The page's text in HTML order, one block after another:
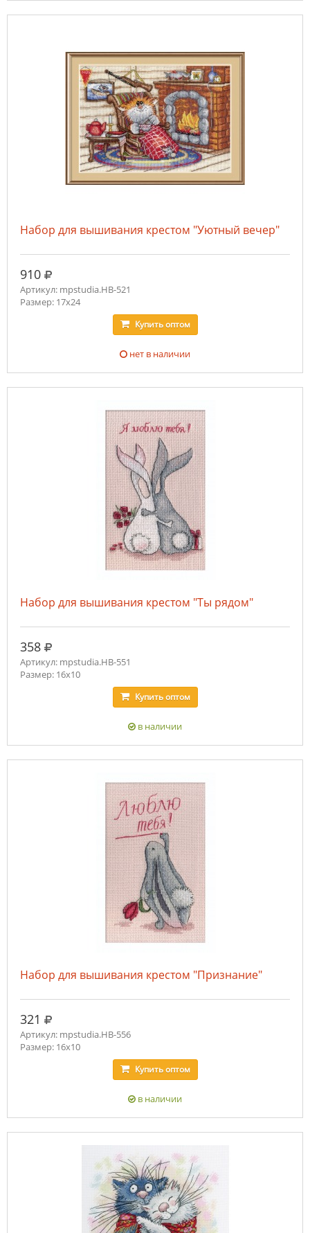
Набор для вышивания крестом "Уютный вечер"
910 руб.
Артикул: mpstudia.НВ-521
Размер: 17x24
Купитьоптом
нет в наличии
Набор для вышивания крестом "Ты рядом"
358 руб.
Артикул: mpstudia.НВ-551
Размер: 16x10
Купитьоптом
в наличии
Набор для вышивания крестом "Признание"
321 руб.
Артикул: mpstudia.НВ-556
Размер: 16x10
Купитьоптом
в наличии